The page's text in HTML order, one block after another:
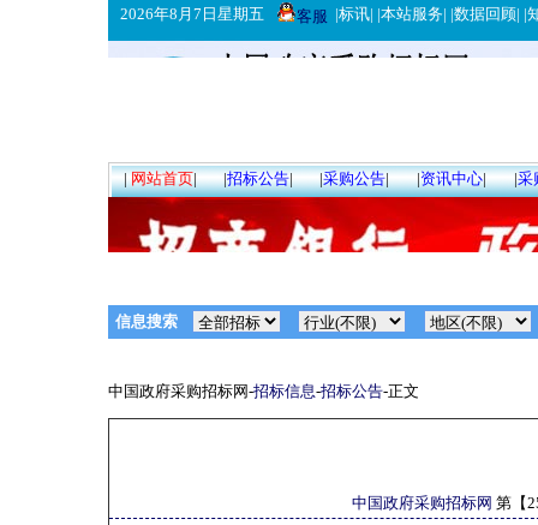
2026年8月7日星期五 客服 |标讯| |本站服务| |数据回顾| |
|网站首页| |招标公告| |采购公告| |资讯中心| |采
信息搜索
中国政府采购招标网-招标信息-招标公告-正文
中国政府采购招标网 第【